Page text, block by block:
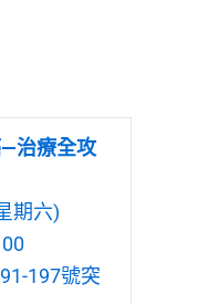
治療全攻
期六)
197號突